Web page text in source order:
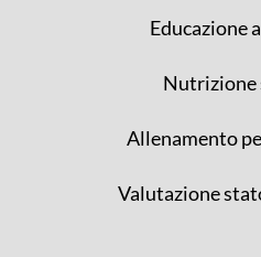
Educazione
Nutrizione
Allenamento
Valutazione